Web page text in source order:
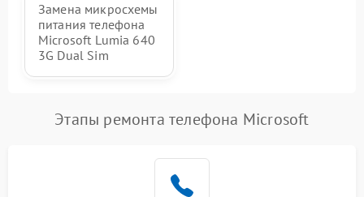
Замена микросхемы
питания телефона
Microsoft Lumia 640
3G Dual Sim
Этапы ремонта телефона Microsoft